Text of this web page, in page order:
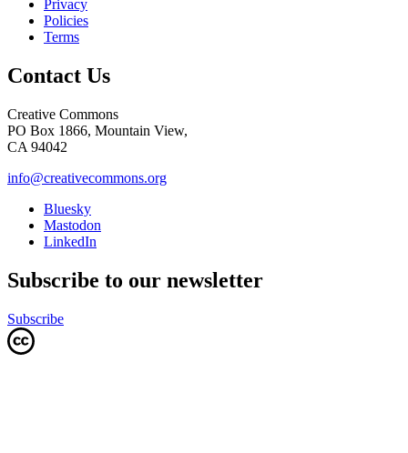
Privacy
Policies
Terms
Contact Us
Creative Commons
PO Box 1866, Mountain View,
CA 94042
info@creativecommons.org
Bluesky
Mastodon
LinkedIn
Subscribe to our newsletter
Subscribe